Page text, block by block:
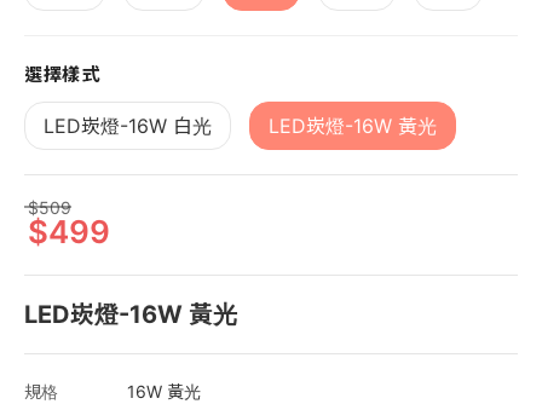
選擇樣式
LED崁燈-16W 白光 LED崁燈-16W 黃光
509
499
LED崁燈-16W 黃光
規格
16W 黃光